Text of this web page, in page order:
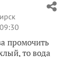
промочить
то вода